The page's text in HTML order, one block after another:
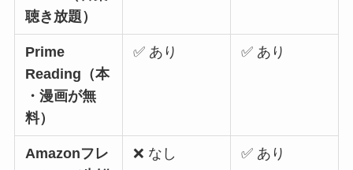
聴き放題）
Prime
Reading（本
・漫画が無
料）
✅ あり ✅ あり
Amazonフレ
❌ なし ✅ あり